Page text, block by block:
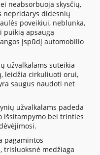
neabsorbuoja skysčių,
nepridarys didesnių
poveikiui, neblunka,
puikią apsaugą
įspūdį automobilio
užvalkalams suteikia
leidžia cirkuliuoti orui,
saugus naudoti net
užvalkalams padeda
išsitampymo bei trinties
pagamintos
trisluoksnė medžiaga